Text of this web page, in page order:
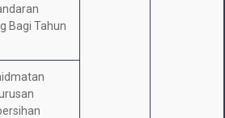
Bagi Tahun